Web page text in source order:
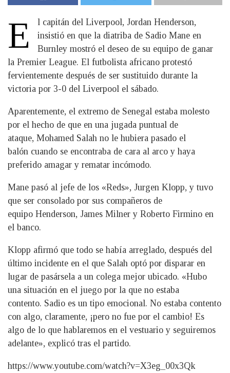
E
l capitán del Liverpool, Jordan Henderson,
insistió en que la diatriba de Sadio Mane en
Burnley mostró el deseo de su equipo de ganar
la Premier League. El futbolista africano protestó
fervientemente después de ser sustituido durante la
victoria por 3-0 del Liverpool el sábado.
Aparentemente, el extremo de Senegal estaba molesto
por el hecho de que en una jugada puntual de
ataque, Mohamed Salah no le hubiera pasado el
balón cuando se encontraba de cara al arco y haya
preferido amagar y rematar incómodo.
Mane pasó al jefe de los «Reds», Jurgen Klopp, y tuvo
que ser consolado por sus compañeros de
equipo Henderson, James Milner y Roberto Firmino en
el banco.
Klopp afirmó que todo se había arreglado, después del
último incidente en el que Salah optó por disparar en
lugar de pasársela a un colega mejor ubicado. «Hubo
una situación en el juego por la que no estaba
contento. Sadio es un tipo emocional. No estaba contento
con algo, claramente, ¡pero no fue por el cambio! Es
algo de lo que hablaremos en el vestuario y seguiremos
adelante», explicó tras el partido.
https://www.youtube.com/watch?v=X3eg_00x3Qk